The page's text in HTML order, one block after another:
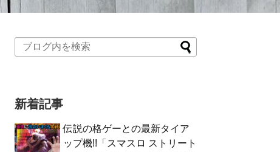
新着記事
伝説の格ゲーとの最新タイア
ップ機!!「スマスロ ストリート